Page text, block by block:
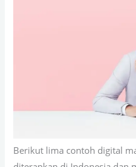
Berikut lima contoh digital